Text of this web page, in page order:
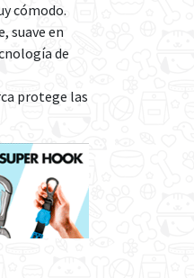
cómodo.
suave en
de
protege las